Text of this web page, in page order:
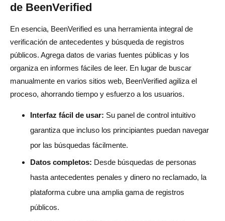
de BeenVerified
En esencia, BeenVerified es una herramienta integral de
verificación de antecedentes y búsqueda de registros
públicos. Agrega datos de varias fuentes públicas y los
organiza en informes fáciles de leer. En lugar de buscar
manualmente en varios sitios web, BeenVerified agiliza el
proceso, ahorrando tiempo y esfuerzo a los usuarios.
Interfaz fácil de usar: Su panel de control intuitivo
garantiza que incluso los principiantes puedan navegar
por las búsquedas fácilmente.
Datos completos: Desde búsquedas de personas
hasta antecedentes penales y dinero no reclamado, la
plataforma cubre una amplia gama de registros
públicos.